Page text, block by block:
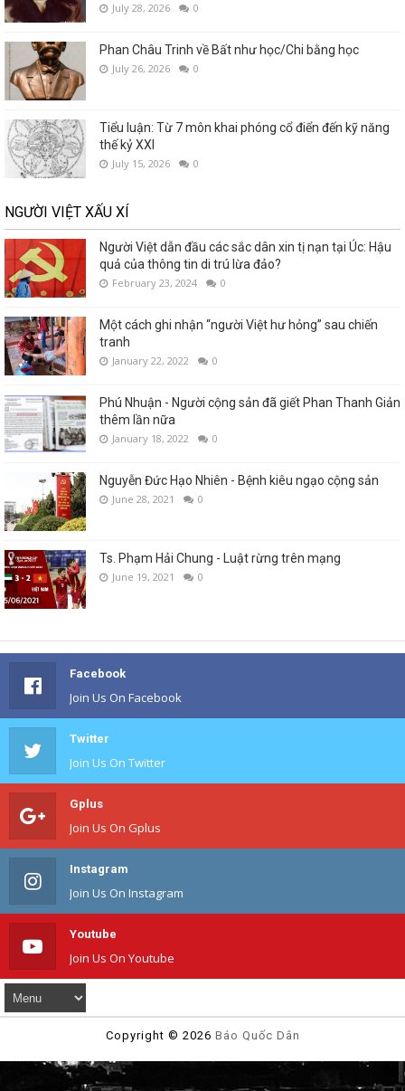
July 28, 2026 0
Phan Châu Trinh về Bất như học/Chi bằng học
July 26, 2026 0
Tiểu luận: Từ 7 môn khai phóng cổ điển đến kỹ năng
thế kỷ XXI
July 15, 2026 0
NGƯỜI VIỆT XẤU XÍ
Người Việt dẫn đầu các sắc dân xin tị nạn tại Úc: Hậu
quả của thông tin di trú lừa đảo?
February 23, 2024 0
Một cách ghi nhận “người Việt hư hỏng” sau chiến
tranh
January 22, 2022 0
Phú Nhuận - Người cộng sản đã giết Phan Thanh Giản
thêm lần nữa
January 18, 2022 0
Nguyễn Đức Hạo Nhiên - Bệnh kiêu ngạo cộng sản
June 28, 2021 0
Ts. Phạm Hải Chung - Luật rừng trên mạng
June 19, 2021 0
Facebook
Join Us On Facebook
Twitter
Join Us On Twitter
Gplus
Join Us On Gplus
Instagram
Join Us On Instagram
Youtube
Join Us On Youtube
Copyright © 2026 Báo Quốc Dân